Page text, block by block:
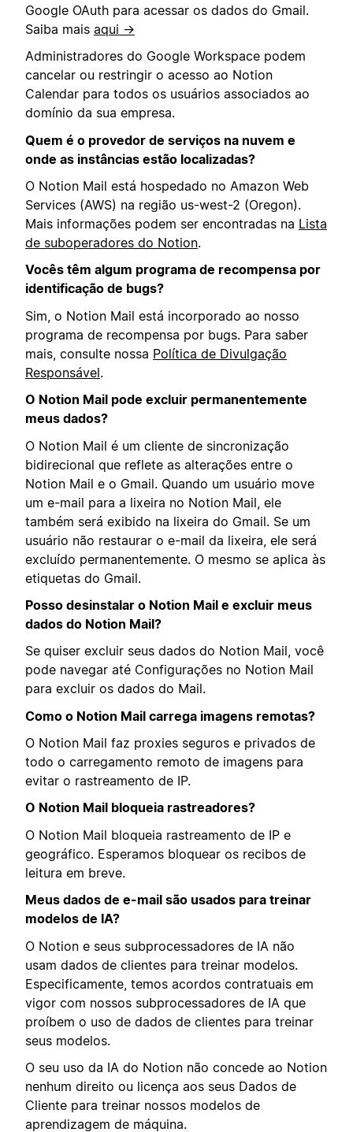
Google OAuth para acessar os dados do Gmail.
Saiba mais aqui →
Administradores do Google Workspace podem
cancelar ou restringir o acesso ao Notion
Calendar para todos os usuários associados ao
domínio da sua empresa.
Quem é o provedor de serviços na nuvem e
onde as instâncias estão localizadas?
O Notion Mail está hospedado no Amazon Web
Services (AWS) na região us-west-2 (Oregon).
Mais informações podem ser encontradas na Lista
de suboperadores do Notion.
Vocês têm algum programa de recompensa por
identificação de bugs?
Sim, o Notion Mail está incorporado ao nosso
programa de recompensa por bugs. Para saber
mais, consulte nossa Política de Divulgação
Responsável.
O Notion Mail pode excluir permanentemente
meus dados?
O Notion Mail é um cliente de sincronização
bidirecional que reflete as alterações entre o
Notion Mail e o Gmail. Quando um usuário move
um e-mail para a lixeira no Notion Mail, ele
também será exibido na lixeira do Gmail. Se um
usuário não restaurar o e-mail da lixeira, ele será
excluído permanentemente. O mesmo se aplica às
etiquetas do Gmail.
Posso desinstalar o Notion Mail e excluir meus
dados do Notion Mail?
Se quiser excluir seus dados do Notion Mail, você
pode navegar até Configurações no Notion Mail
para excluir os dados do Mail.
Como o Notion Mail carrega imagens remotas?
O Notion Mail faz proxies seguros e privados de
todo o carregamento remoto de imagens para
evitar o rastreamento de IP.
O Notion Mail bloqueia rastreadores?
O Notion Mail bloqueia rastreamento de IP e
geográfico. Esperamos bloquear os recibos de
leitura em breve.
Meus dados de e-mail são usados para treinar
modelos de IA?
O Notion e seus subprocessadores de IA não
usam dados de clientes para treinar modelos.
Especificamente, temos acordos contratuais em
vigor com nossos subprocessadores de IA que
proíbem o uso de dados de clientes para treinar
seus modelos.
O seu uso da IA do Notion não concede ao Notion
nenhum direito ou licença aos seus Dados de
Cliente para treinar nossos modelos de
aprendizagem de máquina.